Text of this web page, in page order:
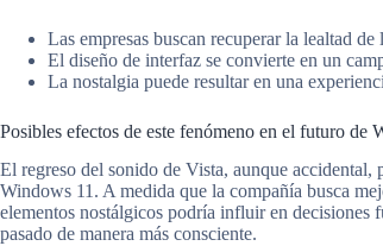
Las empresas buscan recuperar la lealtad
El diseño de interfaz se convierte en un
La nostalgia puede resultar en una
Posibles efectos de este fenómeno en el futuro de
El regreso del sonido de Vista, aunque
Windows 11. A medida que la compañía busca
elementos nostálgicos podría influir en decisiones
pasado de manera más consciente.